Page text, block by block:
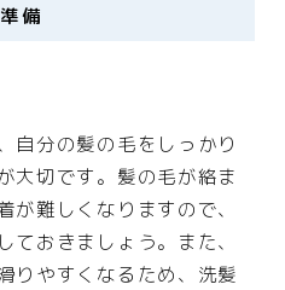
備
自分の髪の毛をしっかり
大切です。髪の毛が絡ま
が難しくなりますので、
ておきましょう。また、
りやすくなるため、洗髪